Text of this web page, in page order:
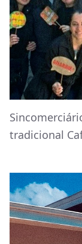
tradicional